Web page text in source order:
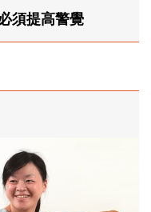
須提高警覺